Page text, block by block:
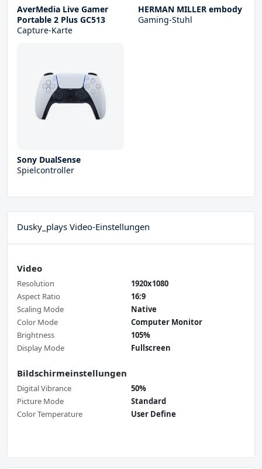
AverMedia Live Gamer
Portable 2 Plus GC513
Capture-Karte
HERMAN MILLER embody
Gaming-Stuhl
Sony DualSense
Spielcontroller
Dusky_plays Video-Einstellungen
Video
Resolution
1920x1080
Aspect Ratio
16:9
Scaling Mode
Native
Color Mode
Computer Monitor
Brightness
105%
Display Mode
Fullscreen
Bildschirmeinstellungen
Digital Vibrance
50%
Picture Mode
Standard
Color Temperature
User Define